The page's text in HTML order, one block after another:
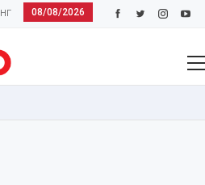
08/08/2026